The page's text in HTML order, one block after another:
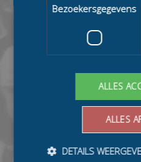
Bezoekersgegevens
ALLES
ALLES
DETAILS